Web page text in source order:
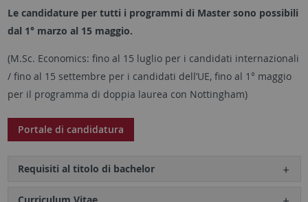
Le candidature per tutti i programmi di Master sono possibili
dal 1° marzo al 15 maggio.
(M.Sc. Economics: fino al 15 luglio per i candidati internazionali
/ fino al 15 settembre per i candidati dell’UE, fino al 1° maggio
per il programma di doppia laurea con Nottingham)
Portale di candidatura
Requisiti al titolo di bachelor